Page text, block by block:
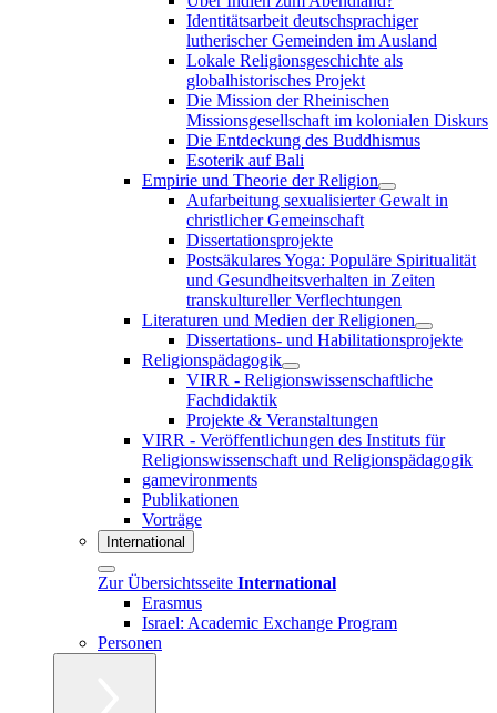
Identitätsarbeit deutschsprachiger
lutherischer Gemeinden im Ausland
Lokale Religionsgeschichte als
globalhistorisches Projekt
Die Mission der Rheinischen
Missionsgesellschaft im kolonialen Diskurs
Die Entdeckung des Buddhismus
Esoterik auf Bali
Empirie und Theorie der Religion
Aufarbeitung sexualisierter Gewalt in
christlicher Gemeinschaft
Dissertationsprojekte
Postsäkulares Yoga: Populäre Spiritualität
und Gesundheitsverhalten in Zeiten
transkultureller Verflechtungen
Literaturen und Medien der Religionen
Dissertations- und Habilitationsprojekte
Religionspädagogik
VIRR - Religionswissenschaftliche
Fachdidaktik
Projekte & Veranstaltungen
VIRR - Veröffentlichungen des Instituts für
Religionswissenschaft und Religionspädagogik
gamevironments
Publikationen
Vorträge
International
Zur Übersichtsseite International
Erasmus
Israel: Academic Exchange Program
Personen